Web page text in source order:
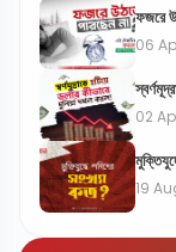
ফজরে
06
02
19